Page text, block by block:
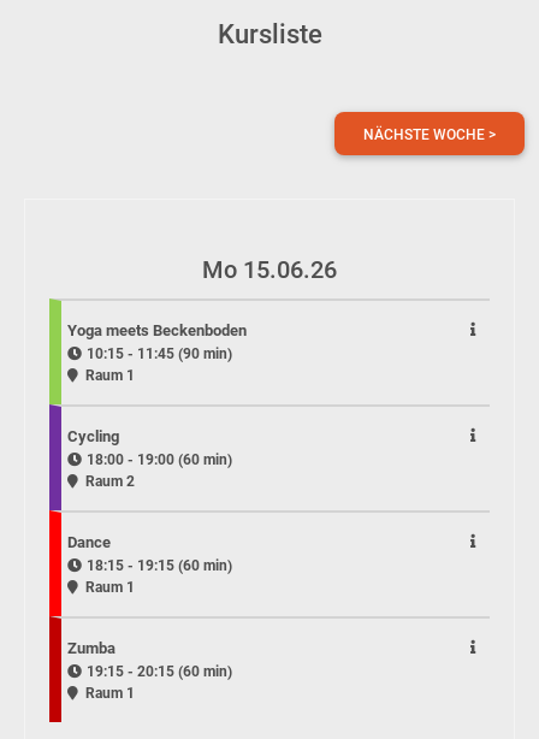
Kursliste
NÄCHSTE WOCHE >
Mo 15.06.26
Yoga meets Beckenboden
10:15 - 11:45 (90 min)
Raum 1
Cycling
18:00 - 19:00 (60 min)
Raum 2
Dance
18:15 - 19:15 (60 min)
Raum 1
Zumba
19:15 - 20:15 (60 min)
Raum 1